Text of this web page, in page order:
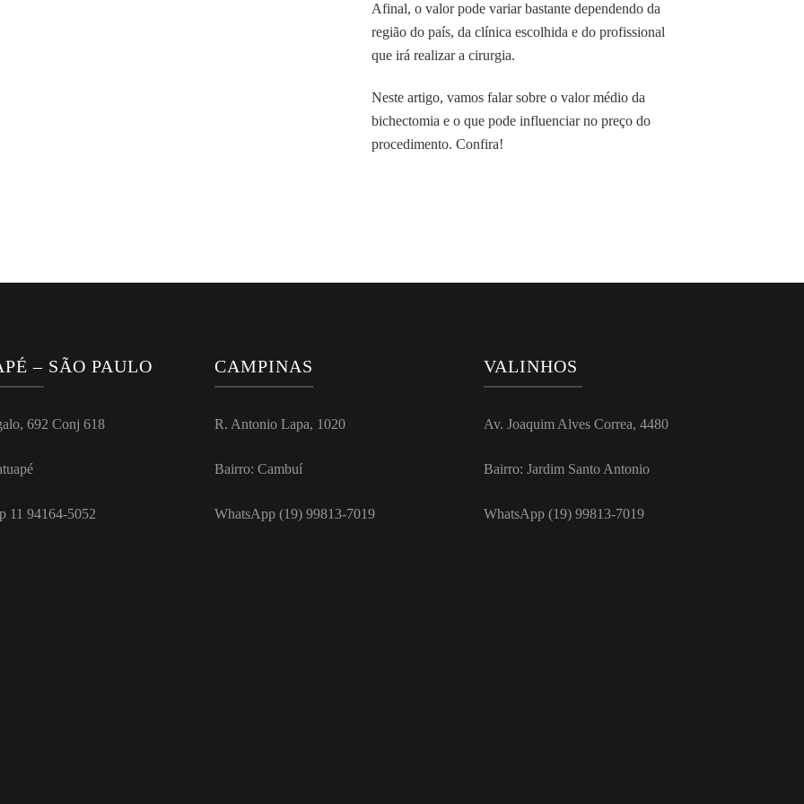
Afinal, o valor pode variar bastante dependendo da
região do país, da clínica escolhida e do profissional
que irá realizar a cirurgia.
Neste artigo, vamos falar sobre o valor médio da
bichectomia e o que pode influenciar no preço do
procedimento. Confira!
– SÃO PAULO
692 Conj 618
11 94164-5052
CAMPINAS
R. Antonio Lapa, 1020
Bairro: Cambuí
WhatsApp (19) 99813-7019
VALINHOS
Av. Joaquim Alves Correa, 4480
Bairro: Jardim Santo Antonio
WhatsApp (19) 99813-7019